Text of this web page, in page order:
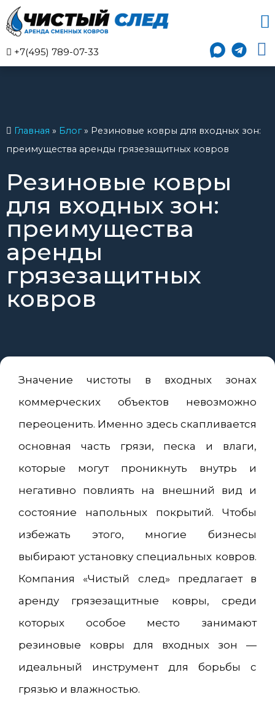
+7(495) 789-07-33
Главная » Блог» Резиновые ковры для входных зон:
преимущества аренды грязезащитных ковров
Резиновые ковры
для входных зон:
преимущества
аренды
грязезащитных
ковров
Значение чистоты в входных зонах
коммерческих объектов невозможно
переоценить. Именно здесь скапливается
основная часть грязи, песка и влаги,
которые могут проникнуть внутрь и
негативно повлиять на внешний вид и
состояние напольных покрытий. Чтобы
избежать этого, многие бизнесы
выбирают установку специальных ковров.
Компания «Чистый след» предлагает в
аренду грязезащитные ковры, среди
которых особое место занимают
резиновые ковры для входных зон —
идеальный инструмент для борьбы с
грязью и влажностью.